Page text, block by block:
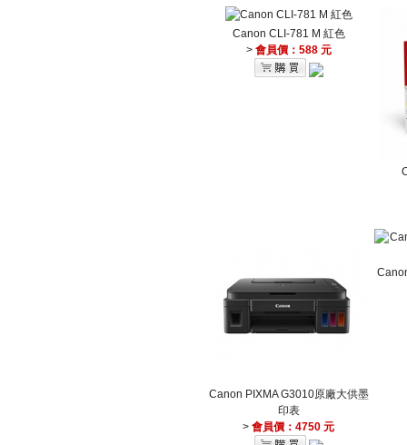
Canon CLI-781 M 紅色
> 會員價：588 元
Canon PIXMA G3010原廠大供墨
印表
>會員價：4750 元